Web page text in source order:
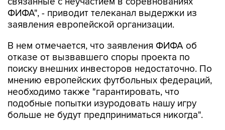
ФИФА", - приводит телеканал выдержки из
заявления европейской организации.
В нем отмечается, что заявления ФИФА об
отказе от вызвавшего споры проекта по
поиску внешних инвесторов недостаточно. По
мнению европейских футбольных федераций,
необходимо также "гарантировать, что
подобные попытки изуродовать нашу игру
больше не будут предприниматься никогда".